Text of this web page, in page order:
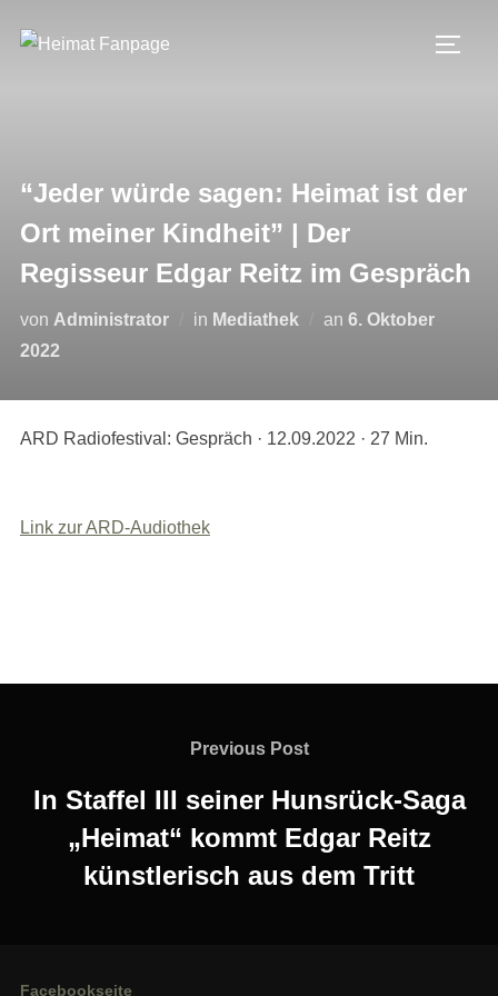
Inhalt
“Jeder würde sagen: Heimat ist der
Ort meiner Kindheit” | Der
Regisseur Edgar Reitz im Gespräch
von Administrator in Mediathek an Veröffentlicht
6. Oktober
2022
ARD Radiofestival: Gespräch · 12.09.2022 · 27 Min.
Link zur ARD-Audiothek
Previous
Previous Post
In Staffel III seiner Hunsrück-Saga
„Heimat“ kommt Edgar Reitz
künstlerisch aus dem Tritt
Facebookseite